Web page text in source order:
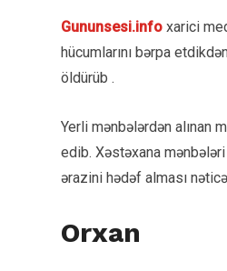
Gununsesi.info xarici
hücumlarını bərpa
öldürüb .
Yerli mənbələrdən alınan
edib. Xəstəxana
ərazini hədəf alması
Orxan